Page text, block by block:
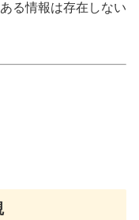
る情報は存在しない